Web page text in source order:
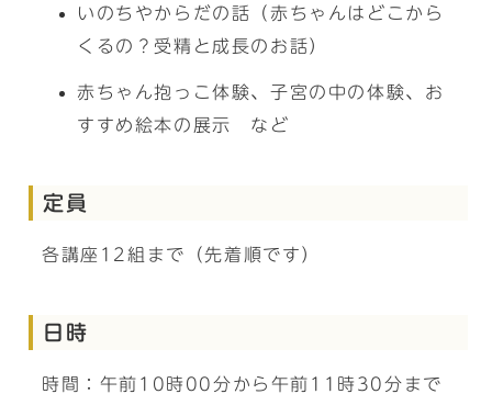
いのちやからだの話（赤ちゃんはどこから
くるの？受精と成長のお話）
赤ちゃん抱っこ体験、子宮の中の体験、お
すすめ絵本の展示 など
定員
各講座12組まで（先着順です）
日時
時間：午前10時00分から午前11時30分まで